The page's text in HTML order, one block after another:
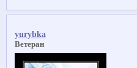
yurybka
Ветеран